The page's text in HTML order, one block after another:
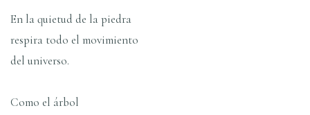
En la quietud de la piedra
respira todo el movimiento
del universo.
Como el árbol